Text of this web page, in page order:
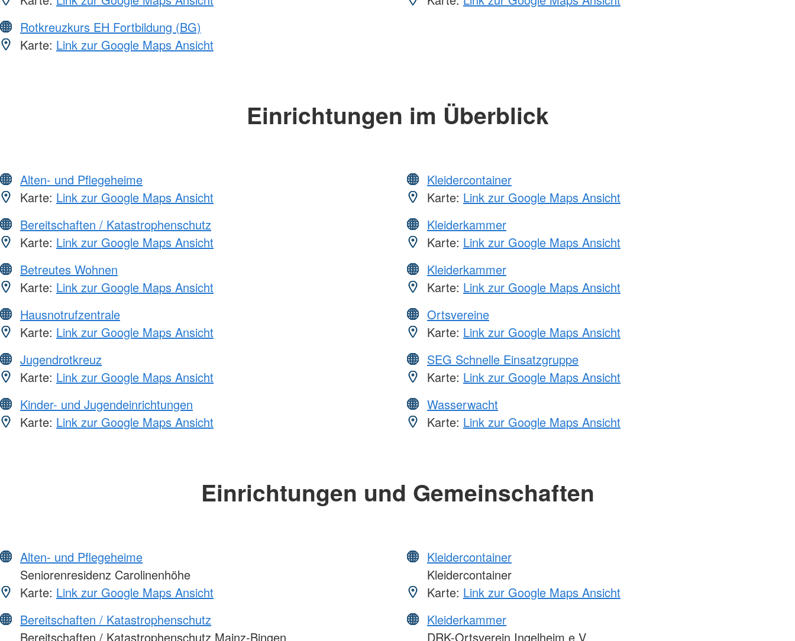
Rotkreuzkurs EH Fortbildung (BG)
Karte: Link zur Google Maps Ansicht
Einrichtungen im Überblick
Alten- und Pflegeheime
Karte: Link zur Google Maps Ansicht
Bereitschaften / Katastrophenschutz
Karte: Link zur Google Maps Ansicht
Betreutes Wohnen
Karte: Link zur Google Maps Ansicht
Hausnotrufzentrale
Karte: Link zur Google Maps Ansicht
Jugendrotkreuz
Karte: Link zur Google Maps Ansicht
Kinder- und Jugendeinrichtungen
Karte: Link zur Google Maps Ansicht
Kleidercontainer
Karte: Link zur Google Maps Ansicht
Kleiderkammer
Karte: Link zur Google Maps Ansicht
Kleiderkammer
Karte: Link zur Google Maps Ansicht
Ortsvereine
Karte: Link zur Google Maps Ansicht
SEG Schnelle Einsatzgruppe
Karte: Link zur Google Maps Ansicht
Wasserwacht
Karte: Link zur Google Maps Ansicht
Einrichtungen und Gemeinschaften
Alten- und Pflegeheime
Seniorenresidenz Carolinenhöhe
Karte: Link zur Google Maps Ansicht
Bereitschaften / Katastrophenschutz
Bereitschaften / Katastrophenschutz Mainz-Bingen
Kleidercontainer
Kleidercontainer
Karte: Link zur Google Maps Ansicht
Kleiderkammer
DRK-Ortsverein Ingelheim e.V.